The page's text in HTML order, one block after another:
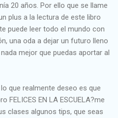
20 años. Por ello que se llame
plus a la lectura de este libro
puede leer todo el mundo con
una oda a dejar un futuro lleno
mejor que puedas aportar al
que realmente deseo es que
FELICES EN LA ESCUELA?me
clases algunos tips, que seas